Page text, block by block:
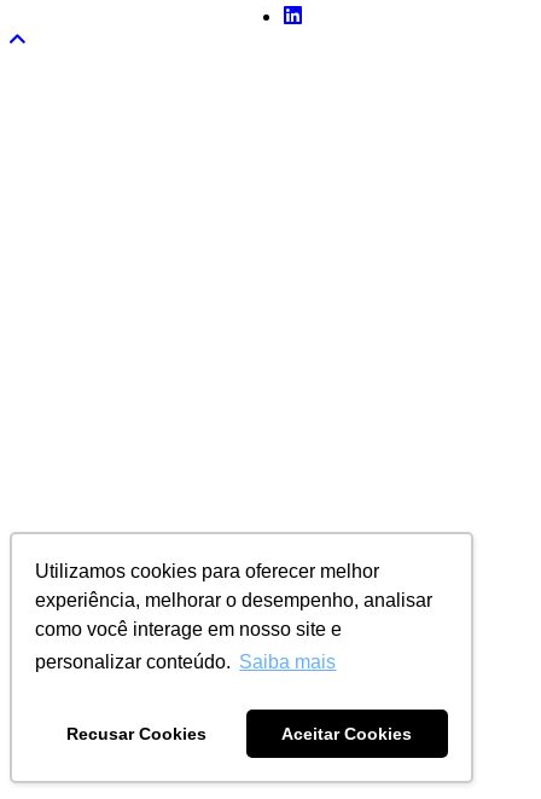
Utilizamos cookies para oferecer melhor
experiência, melhorar o desempenho, analisar
como você interage em nosso site e
personalizar conteúdo. Saiba mais
Recusar Cookies Aceitar Cookies